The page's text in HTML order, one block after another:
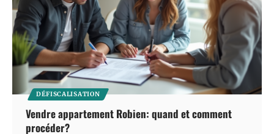
DÉFISCALISATION
Vendre appartement Robien: quand et comment
procéder?